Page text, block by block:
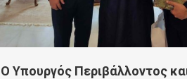
Ο Υπουργός Περιβάλλοντος